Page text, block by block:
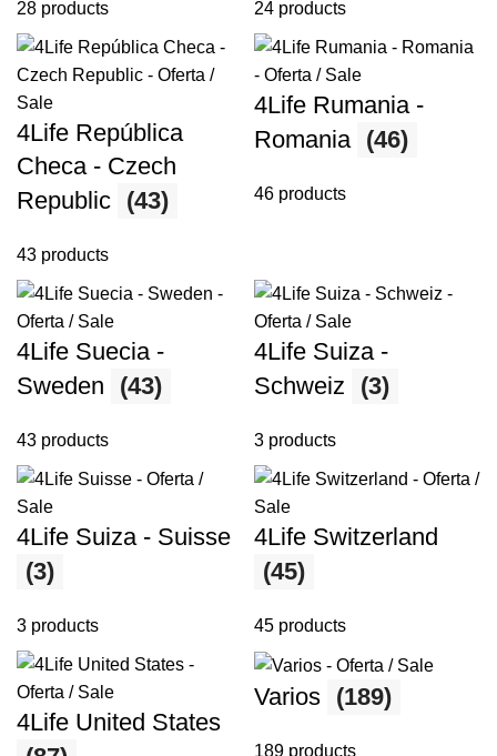
28 products 24 products
4Life República
Checa - Czech
Republic (43)
43 products
4Life Rumania -
Romania (46)
46 products
4Life Suecia -
Sweden
(43)
43 products
4Life Suiza -
Schweiz
(3)
3 products
4Life Suiza - Suisse
(3)
3 products
4Life Switzerland
(45)
45 products
4Life United States
Varios (189)
189 products